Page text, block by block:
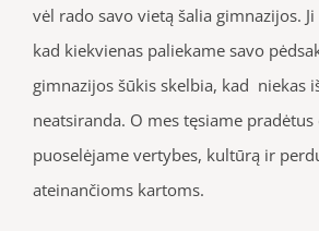
vėl rado savo vietą šalia gimnazijos.
kad kiekvienas paliekame savo
gimnazijos šūkis skelbia, kad niekas
neatsiranda. O mes tęsiame
puoselėjame vertybes, kultūrą ir
ateinančioms kartoms.